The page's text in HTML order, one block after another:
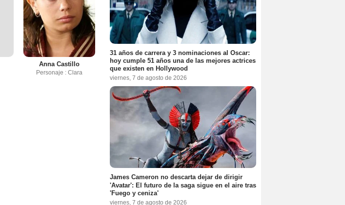
Anna Castillo
Personaje : Clara
31 años de carrera y 3 nominaciones al Oscar:
hoy cumple 51 años una de las mejores actrices
que existen en Hollywood
viernes, 7 de agosto de 2026
James Cameron no descarta dejar de dirigir
'Avatar': El futuro de la saga sigue en el aire tras
'Fuego y ceniza'
viernes, 7 de agosto de 2026